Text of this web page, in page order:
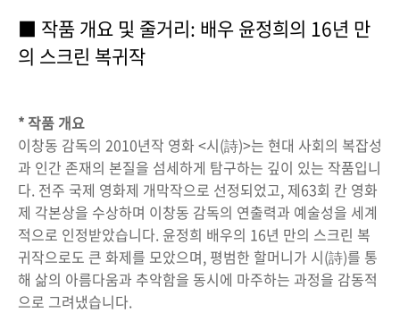
■ 작품 개요 및 줄거리: 배우 윤정희의 16년 만
의 스크린 복귀작
* 작품 개요
이창동 감독의 2010년작 영화 <시(詩)>는 현대 사회의 복잡성
과 인간 존재의 본질을 섬세하게 탐구하는 깊이 있는 작품입니
다. 전주 국제 영화제 개막작으로 선정되었고, 제63회 칸 영화
제 각본상을 수상하며 이창동 감독의 연출력과 예술성을 세계
적으로 인정받았습니다. 윤정희 배우의 16년 만의 스크린 복
귀작으로도 큰 화제를 모았으며, 평범한 할머니가 시(詩)를 통
해 삶의 아름다움과 추악함을 동시에 마주하는 과정을 감동적
으로 그려냈습니다.